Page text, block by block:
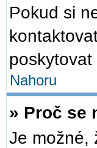
Pokud si
Nahoru
» Proč se
Je možné,